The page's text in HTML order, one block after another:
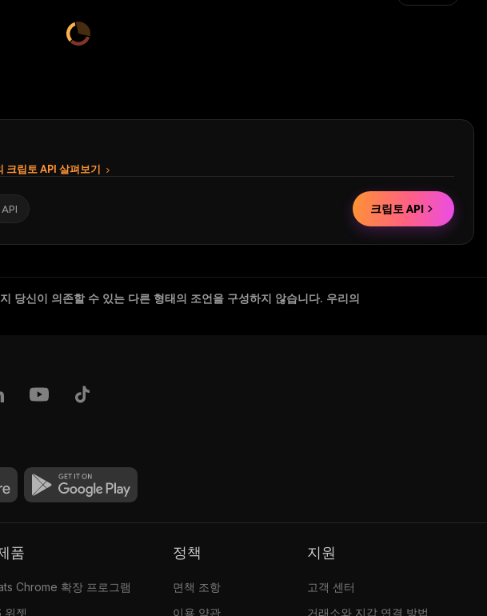
크립토 API 살펴보기
크립토 API
당신이 의존할 수 있는 다른 형태의 조언을 구성하지 않습니다. 우리의
품
Chrome 확장 프로그램
위젯
정책
면책 조항
이용 약관
지원
고객 센터
거래소와 지갑 연결 방법